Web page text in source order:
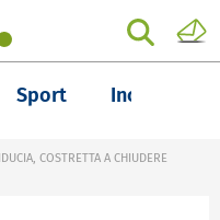
Sport Inchieste
COSTRETTA A CHIUDERE